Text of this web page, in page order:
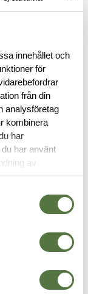
innehållet och
för
från din
analysföretag
kombinera
har
har använt
av
av